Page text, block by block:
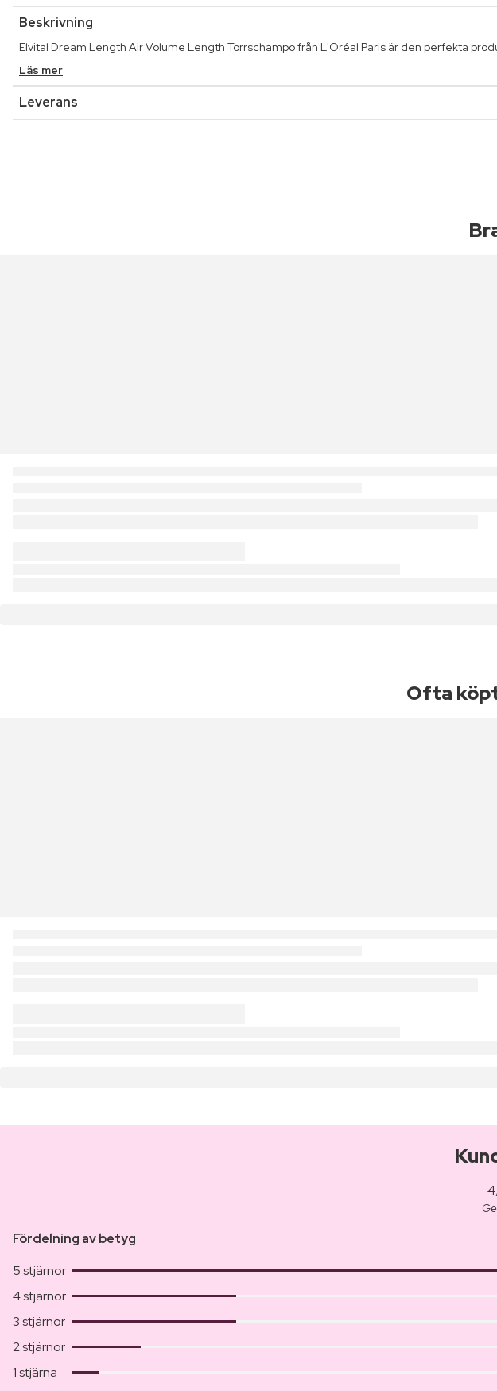
Beskrivning
Elvital Dream Length Air Volume Length Torrschampo från L'Oréal Paris är den perfekta
Läs mer
Leverans
Ofta
Fördelning av betyg
5 stjärnor
4 stjärnor
3 stjärnor
2 stjärnor
1 stjärna